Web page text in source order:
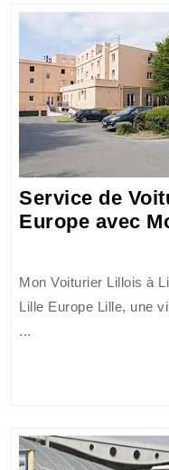
Service de
Europe avec
Mon Voiturier Lillois à
Lille Europe Lille, une
...